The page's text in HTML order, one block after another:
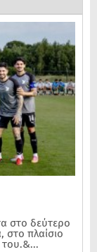
στο δεύτερο
στο πλαίσιο
του.&...